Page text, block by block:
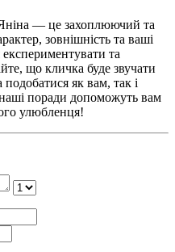
— це захоплюючий та
зовнішність та ваші
та
що кличка буде звучати
як вам, так і
поради допоможуть вам
улюбленця!